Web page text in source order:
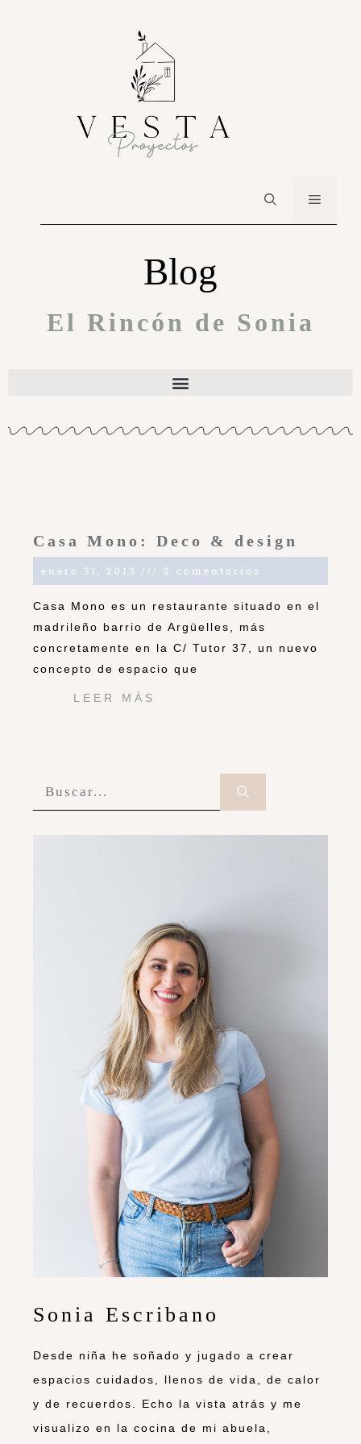
Blog
El Rincón de Sonia
Casa Mono: Deco & design
enero 31, 2013 2 comentarios
Casa Mono es un restaurante situado en el
madrileño barrio de Argüelles, más
concretamente en la C/ Tutor 37, un nuevo
concepto de espacio que
LEER MÁS
Sonia Escribano
Desde niña he soñado y jugado a crear
espacios cuidados, llenos de vida, de calor
y de recuerdos. Echo la vista atrás y me
visualizo en la cocina de mi abuela,